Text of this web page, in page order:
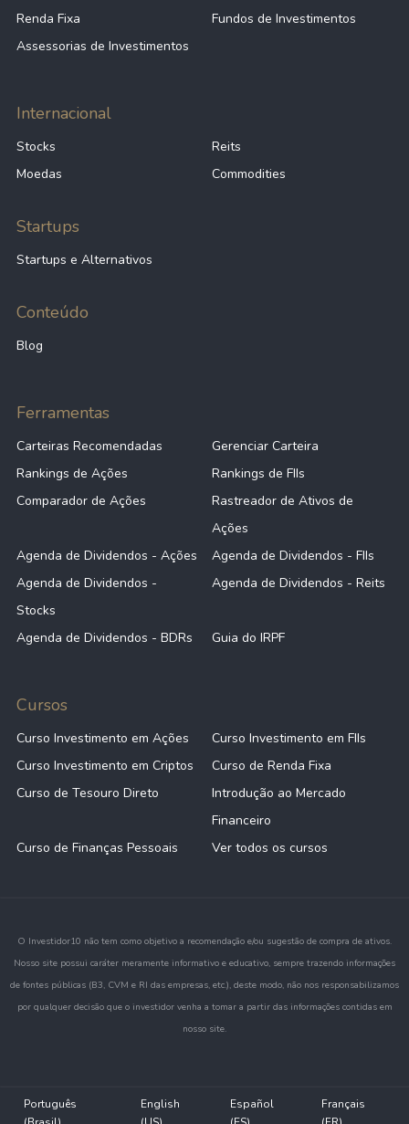
Renda Fixa
Fundos de Investimentos
Assessorias de Investimentos
Internacional
Stocks
Reits
Moedas
Commodities
Startups
Startups e Alternativos
Conteúdo
Blog
Ferramentas
Carteiras Recomendadas
Gerenciar Carteira
Rankings de Ações
Rankings de FIIs
Comparador de Ações
Rastreador de Ativos de
Ações
Agenda de Dividendos - Ações
Agenda de Dividendos - FIIs
Agenda de Dividendos -
Stocks
Agenda de Dividendos - Reits
Agenda de Dividendos - BDRs Guia do IRPF
Cursos
Curso Investimento em Ações
Curso Investimento em FIIs
Curso Investimento em Criptos
Curso de Renda Fixa
Curso de Tesouro Direto
Introdução ao Mercado
Financeiro
Curso de Finanças Pessoais
Ver todos os cursos
O Investidor10 não tem como objetivo a recomendação e/ou sugestão de compra de ativos.
Nosso site possui caráter meramente informativo e educativo, sempre trazendo informações
de fontes públicas (B3, CVM e RI das empresas, etc.), deste modo, não nos responsabilizamos
por qualquer decisão que o investidor venha a tomar a partir das informações contidas em
nosso site.
Português
English
Español
Français